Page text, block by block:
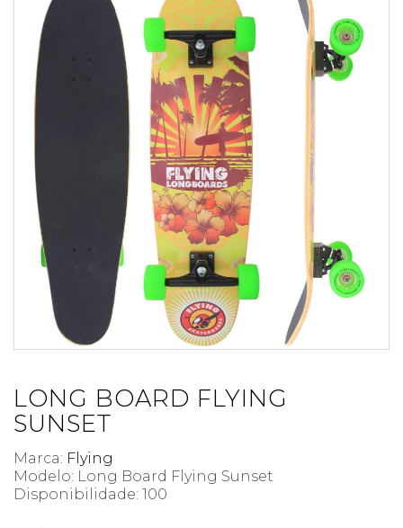
LONG BOARD FLYING
SUNSET
Marca: Flying
Modelo: Long Board Flying Sunset
Disponibilidade: 100